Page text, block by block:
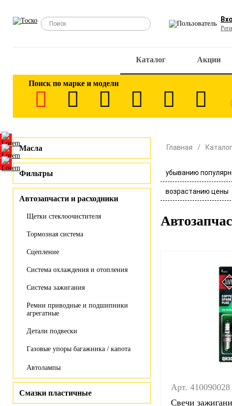
Каталог Акции
Поиск по марке и модели
Масла
Фильтры
Автозапчасти и расходники
Щетки стеклоочистителя
Тормозная система
Сцепление
Система охлаждения и отопления
Система зажигания
Ремни приводные и подшипники
агрегатные
Детали подвески
Газовые упоры багажника / капота
Автолампы
Смазки пластичные
Главная Каталог
убыванию
возрастанию цены
Арт. 410090028
Свечи